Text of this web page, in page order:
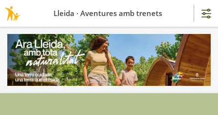
Lleida · Aventures amb trenets